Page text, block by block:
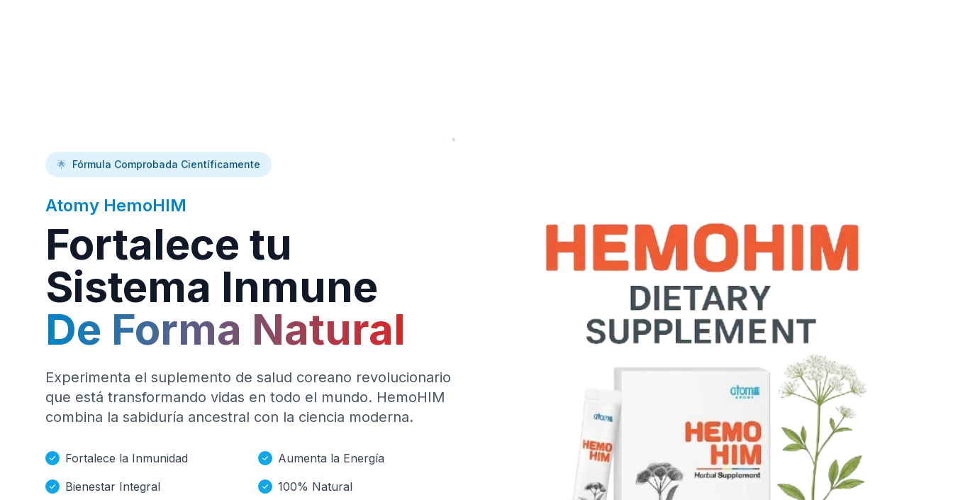
🌟 Fórmula Comprobada Científicamente
Atomy HemoHIM
Fortalece tu
Sistema Inmune
De Forma Natural
Experimenta el suplemento de salud coreano revolucionario
que está transformando vidas en todo el mundo. HemoHIM
combina la sabiduría ancestral con la ciencia moderna.
Fortalece la Inmunidad
Aumenta la Energía
Bienestar Integral
100% Natural